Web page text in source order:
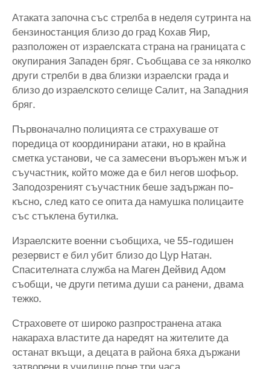
Атаката започна със стрелба в неделя сутринта на
бензиностанция близо до град Кохав Яир,
разположен от израелската страна на границата с
окупирания Западен бряг. Съобщава се за няколко
други стрелби в два близки израелски града и
близо до израелското селище Салит, на Западния
бряг.
Първоначално полицията се страхуваше от
поредица от координирани атаки, но в крайна
сметка установи, че са замесени въоръжен мъж и
съучастник, който може да е бил негов шофьор.
Заподозреният съучастник беше задържан по-
късно, след като се опита да намушка полицаите
със стъклена бутилка.
Израелските военни съобщиха, че 55-годишен
резервист е бил убит близо до Цур Натан.
Спасителната служба на Маген Дейвид Адом
съобщи, че други петима души са ранени, двама
тежко.
Страховете от широко разпространена атака
накараха властите да наредят на жителите да
останат вкъщи, а децата в района бяха държани
затворени в училище поне три часа.